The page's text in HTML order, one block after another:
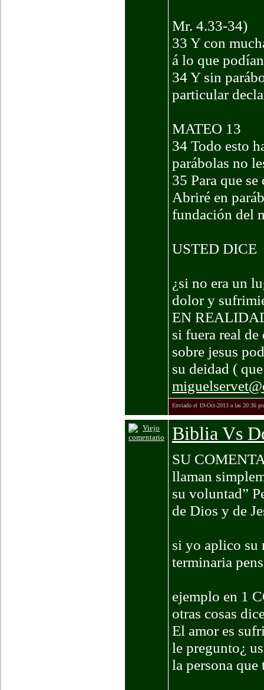
Mr. 4.33-34)
33 Y con
á lo que
34 Y sin
particular
MATEO 13
34 Todo esto
parábolas no
35 Para que
Abriré en
fundación del
USTED DICE
¿si no era un
dolor y
EN
si fuera real de
sobre jesus
su deidad (
Enviado el 19-Oct-2013 a las 20:36
Biblia Vs
SU
llaman
su voluntad”
de Dios y de
si yo aplico su
terminaria
ejemplo en 1
otras cosas
El amor es
le pregunto¿
la persona